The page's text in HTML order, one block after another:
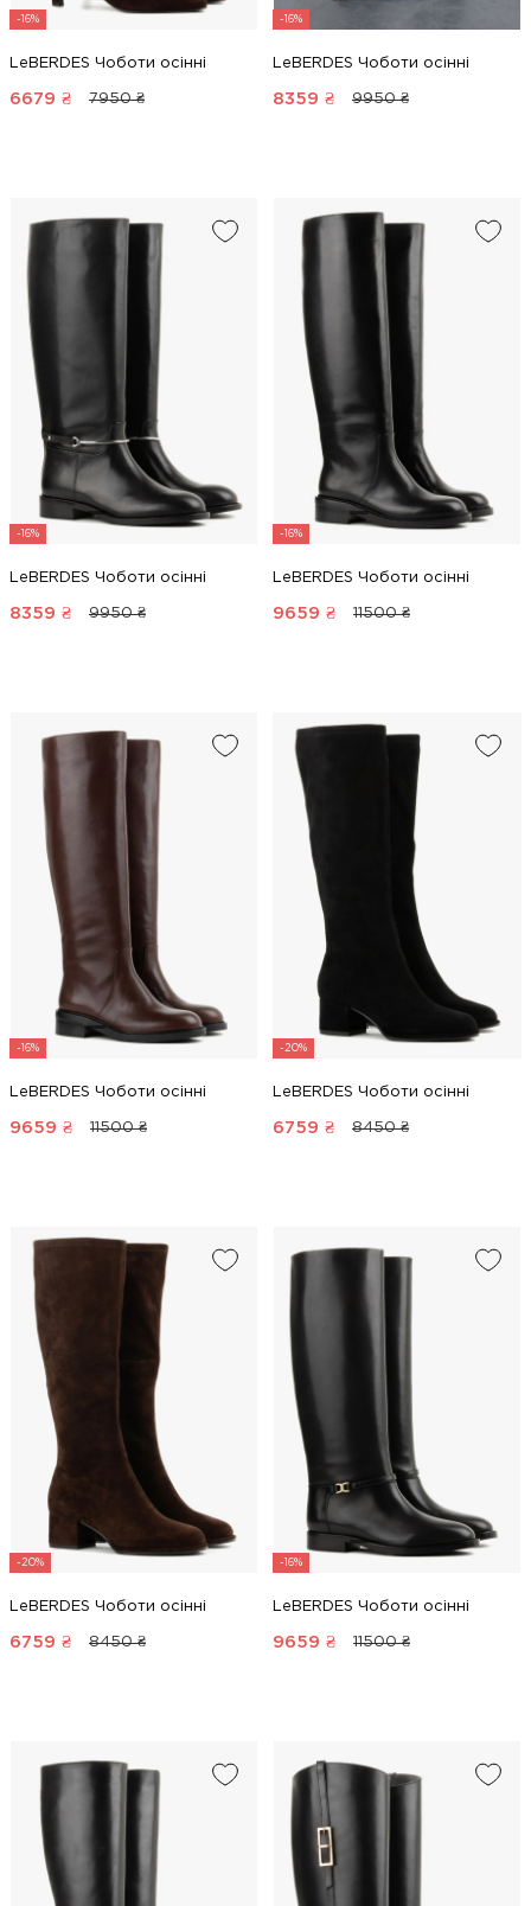
-16%
LeBERDES Чоботи осінні
6679 ₴ 7950 ₴
-16%
LeBERDES Чоботи осінні
8359 ₴ 9950 ₴
-16%
LeBERDES Чоботи осінні
8359 ₴ 9950 ₴
-16%
LeBERDES Чоботи осінні
9659 ₴ 11500 ₴
-16%
LeBERDES Чоботи осінні
9659 ₴ 11500 ₴
-20%
LeBERDES Чоботи осінні
6759 ₴ 8450 ₴
-20%
LeBERDES Чоботи осінні
6759 ₴ 8450 ₴
-16%
LeBERDES Чоботи осінні
9659 ₴ 11500 ₴